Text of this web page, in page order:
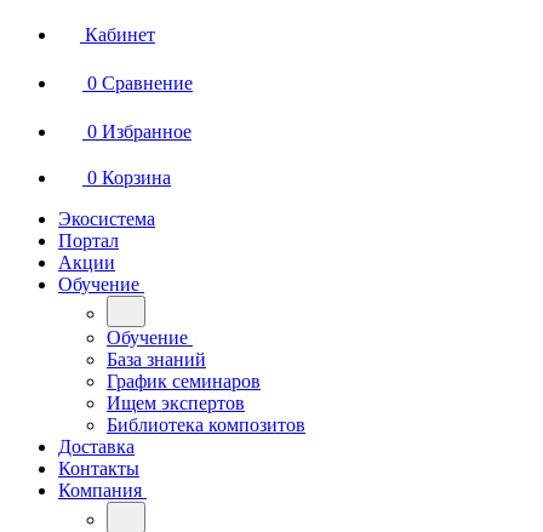
Кабинет
0 Сравнение
0 Избранное
0 Корзина
Экосистема
Портал
Акции
Обучение
Обучение
База знаний
График семинаров
Ищем экспертов
Библиотека композитов
Доставка
Контакты
Компания